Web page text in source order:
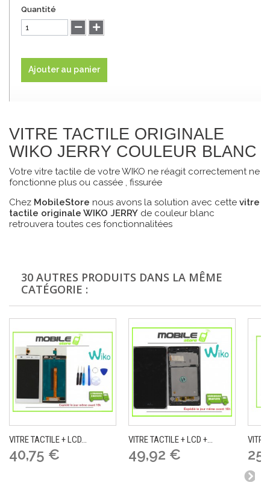
Quantité
Ajouter au panier
VITRE TACTILE ORIGINALE
WIKO JERRY COULEUR BLANC
Votre vitre tactile de votre WIKO ne réagit correctement ne
fonctionne plus ou cassée , fissurée
Chez MobileStore nous avons la solution avec cette vitre
tactile originale WIKO JERRY de couleur blanc
retrouvera toutes ces fonctionnalitées
30 AUTRES PRODUITS DANS LA MÊME
CATÉGORIE :
VITRE TACTILE + LCD...
40,75 €
VITRE TACTILE + LCD +...
49,92 €